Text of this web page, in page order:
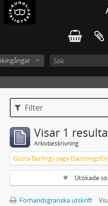
Filter
Visar 1
Arkivbeskrivning
Gösta Berlings saga
Utökade
Förhandsgranska utskrift